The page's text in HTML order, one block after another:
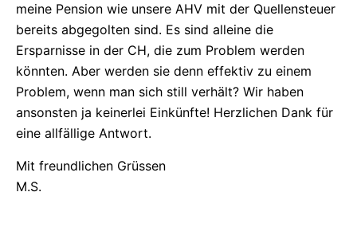
meine Pension wie unsere AHV mit der Quellensteuer
bereits abgegolten sind. Es sind alleine die
Ersparnisse in der CH, die zum Problem werden
könnten. Aber werden sie denn effektiv zu einem
Problem, wenn man sich still verhält? Wir haben
ansonsten ja keinerlei Einkünfte! Herzlichen Dank für
eine allfällige Antwort.
Mit freundlichen Grüssen
M.S.